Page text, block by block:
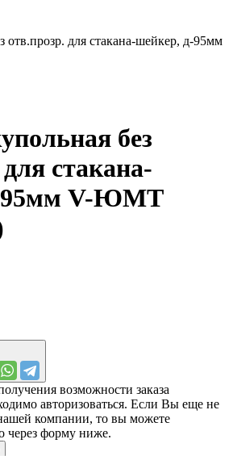
отв.прозр. для стакана-шейкер, д-95мм
без
стакана-
95мм V-ЮМТ
возможности заказа
авторизоваться. Если Вы еще не
компании, то вы можете
через форму ниже.